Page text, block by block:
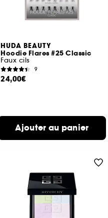
HUDA BEAUTY
Hoodie Flares #25 Classic
Faux cils
9
24,00€
Ajouter au panier